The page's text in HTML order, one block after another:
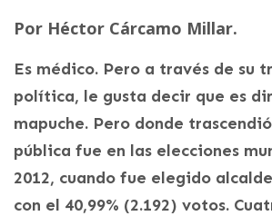
Por Héctor Cárcamo Millar.
Es médico. Pero a través de su
política, le gusta decir que es
mapuche. Pero donde
pública fue en las elecciones
2012, cuando fue elegido
con el 40,99% (2.192) votos.